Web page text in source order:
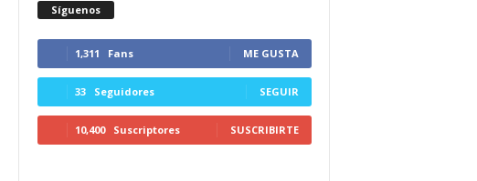
Síguenos
1,311 Fans ME GUSTA
33 Seguidores SEGUIR
10,400 Suscriptores SUSCRIBIRTE